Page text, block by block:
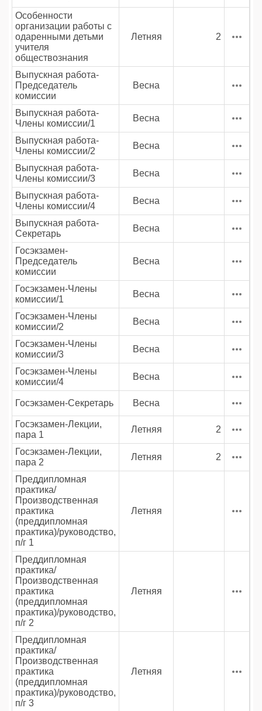
Особенности
организации работы с
одаренными детьми
учителя
обществознания
Летняя 2
Выпускная работа-
Председатель
комиссии
Весна
Выпускная работа-
Члены комиссии/1
Весна
Выпускная работа-
Члены комиссии/2
Весна
Выпускная работа-
Члены комиссии/3
Весна
Выпускная работа-
Члены комиссии/4
Весна
Выпускная работа-
Секретарь
Весна
Госэкзамен-
Председатель
комиссии
Весна
Госэкзамен-Члены
комиссии/1
Весна
Госэкзамен-Члены
комиссии/2
Весна
Госэкзамен-Члены
комиссии/3
Весна
Госэкзамен-Члены
комиссии/4
Весна
Госэкзамен-Секретарь Весна
Госэкзамен-Лекции,
пара 1
Летняя 2
Госэкзамен-Лекции,
пара 2
Летняя 2
Преддипломная
практика/
Производственная
практика
(преддипломная
практика)/руководство,
п/г 1
Летняя
Преддипломная
практика/
Производственная
практика
(преддипломная
практика)/руководство,
п/г 2
Летняя
Преддипломная
практика/
Производственная
практика
(преддипломная
практика)/руководство,
п/г 3
Летняя